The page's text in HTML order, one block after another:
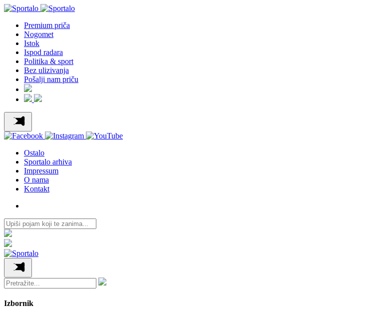
Premium priča
Nogomet
Istok
Ispod radara
Politika & sport
Bez ulizivanja
Pošalji nam priču
Ostalo
Sportalo arhiva
Impressum
O nama
Kontakt
Izbornik